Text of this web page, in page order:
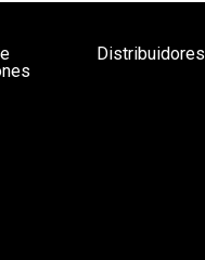
Distribuidores